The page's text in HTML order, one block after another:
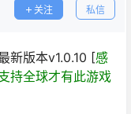
关注 私信
新版本v1.0.10 [感
持全球才有此游戏